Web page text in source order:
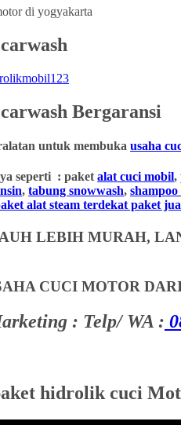
Bergaransi
untuk membuka usaha
seperti : paket alat cuci mobil,
, tabung snowwash,
alat steam terdekat paket
LEBIH MURAH,
CUCI MOTOR
: Telp/ WA :
hidrolik cuci